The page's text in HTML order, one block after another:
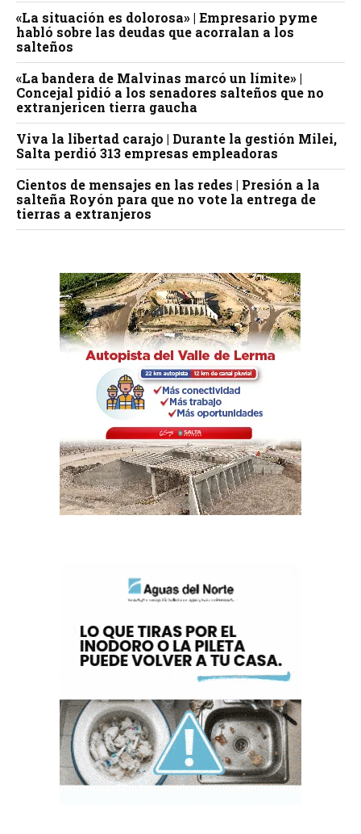
«La situación es dolorosa» | Empresario pyme
habló sobre las deudas que acorralan a los
salteños
«La bandera de Malvinas marcó un límite» |
Concejal pidió a los senadores salteños que no
extranjericen tierra gaucha
Viva la libertad carajo | Durante la gestión Milei,
Salta perdió 313 empresas empleadoras
Cientos de mensajes en las redes | Presión a la
salteña Royón para que no vote la entrega de
tierras a extranjeros